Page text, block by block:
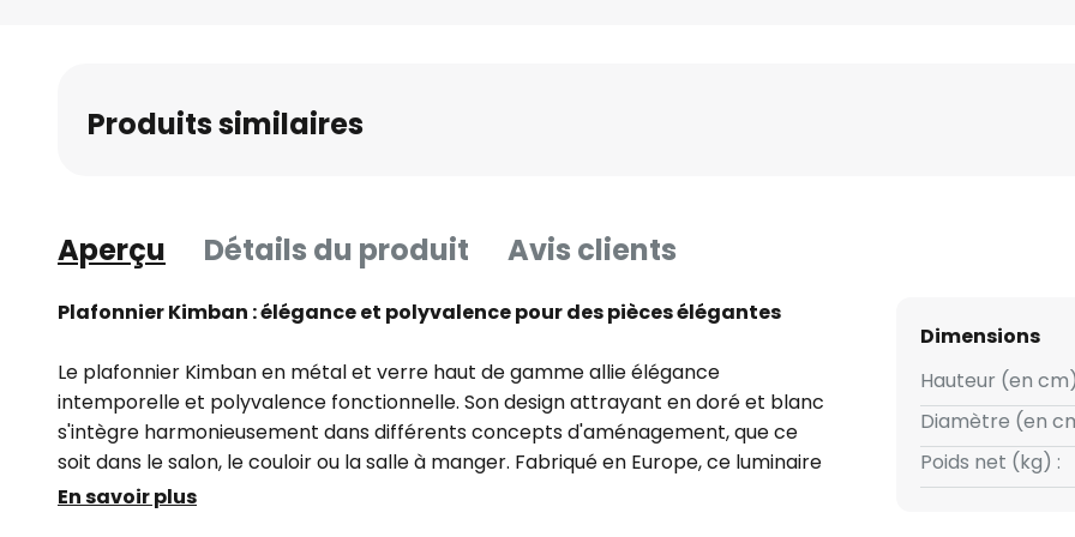
Produits similaires
Aperçu Détails du produit Avis clients
Plafonnier Kimban : élégance et polyvalence pour des pièces élégantes
Le plafonnier Kimban en métal et verre haut de gamme allie élégance
intemporelle et polyvalence fonctionnelle. Son design attrayant en doré et blanc
s'intègre harmonieusement dans différents concepts d'aménagement, que ce
soit dans le salon, le couloir ou la salle à manger. Fabriqué en Europe, ce luminaire
séduit par sa finition soignée et ses matériaux nobles qui confèrent à chaque
En savoir plus
Dimensions
Hauteur (en
Diamètre (en
Poids net (kg) :